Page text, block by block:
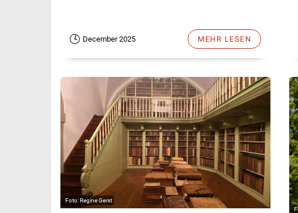
December 2025 MEHR LESEN
Regine Gerst